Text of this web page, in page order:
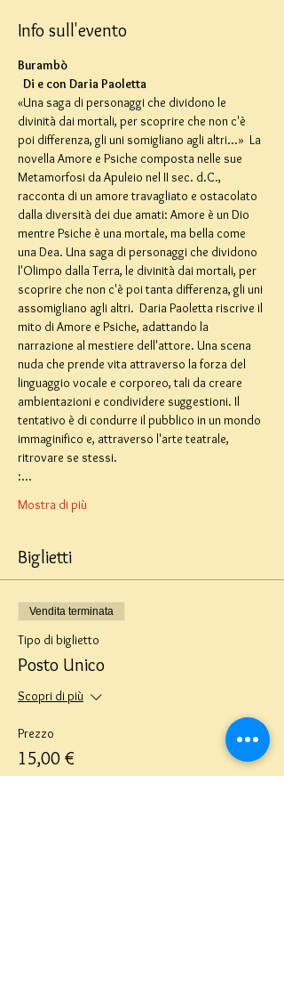
Info sull'evento
Burambò
Di e con Daria Paoletta
«Una saga di personaggi che dividono le
divinità dai mortali, per scoprire che non c'è
poi differenza, gli uni somigliano agli altri...»  La
novella Amore e Psiche composta nelle sue
Metamorfosi da Apuleio nel II sec. d.C.,
racconta di un amore travagliato e ostacolato
dalla diversità dei due amati: Amore è un Dio
mentre Psiche è una mortale, ma bella come
una Dea. Una saga di personaggi che dividono
l'Olimpo dalla Terra, le divinità dai mortali, per
scoprire che non c'è poi tanta differenza, gli uni
assomigliano agli altri.  Daria Paoletta riscrive il
mito di Amore e Psiche, adattando la
narrazione al mestiere dell'attore. Una scena
nuda che prende vita attraverso la forza del
linguaggio vocale e corporeo, tali da creare
ambientazioni e condividere suggestioni. Il
tentativo è di condurre il pubblico in un mondo
immaginifico e, attraverso l'arte teatrale,
ritrovare se stessi.
:…
Mostra di più
Biglietti
Vendita terminata
Tipo di biglietto
Posto Unico
Scopri di più
Prezzo
15,00 €